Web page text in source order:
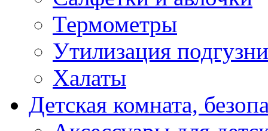
Термометры
Утилизация
Халаты
Детская комната,